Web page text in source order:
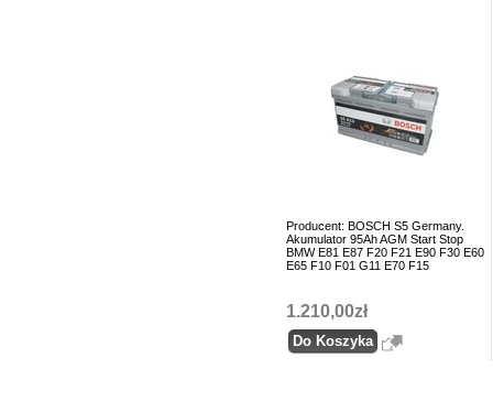
Producent: BOSCH S5 Germany.
Akumulator 95Ah AGM Start Stop
BMW E81 E87 F20 F21 E90 F30 E60
E65 F10 F01 G11 E70 F15
1.210,00zł